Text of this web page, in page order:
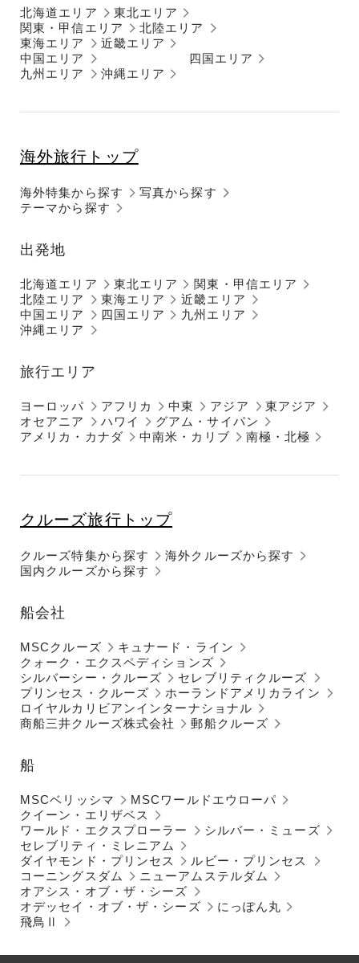
北海道エリア
東北エリア
関東・甲信エリア
北陸エリア
東海エリア
近畿エリア
中国エリア
四国エリア
九州エリア
沖縄エリア
海外旅行トップ
海外特集から探す
テーマから探す
写真から探す
出発地
北海道エリア 東北エリア
関東・甲信エリア
北陸エリア
東海エリア
近畿エリア
中国エリア
四国エリア
九州エリア
沖縄エリア
旅行エリア
ヨーロッパ アフリカ 中東 アジア
東アジア
オセアニア
ハワイ
グアム・サイパン
アメリカ・カナダ
中南米・カリブ 南極・北極
クルーズ旅行トップ
クルーズ特集から探す
国内クルーズから探す
海外クルーズから探す
船会社
MSCクルーズ
キュナード・ライン
クォーク・エクスペディションズ
シルバーシー・クルーズ
セレブリティクルーズ
プリンセス・クルーズ
ホーランドアメリカライン
ロイヤルカリビアンインターナショナル
商船三井クルーズ株式会社
郵船クルーズ
船
MSCベリッシマ
MSCワールドエウローパ
クイーン・エリザベス
ワールド・エクスプローラー
シルバー・ミューズ
セレブリティ・ミレニアム
ダイヤモンド・プリンセス
ルビー・プリンセス
コーニングスダム
ニューアムステルダム
オアシス・オブ・ザ・シーズ
オデッセイ・オブ・ザ・シーズ
にっぽん丸
飛鳥Ⅱ